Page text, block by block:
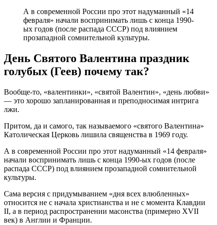
А в современной России про этот надуманный «14
февраля» начали воспринимать лишь с конца 1990-
ых годов (после распада СССР) под влиянием
прозападной сомнительной культуры.
День Святого Валентина праздник
голубых (Геев) почему так?
Вообще-то, «валентинки», «святой Валентин», «день любви»
— это хорошо запланированная и преподносимая интрига
лжи.
Притом, да и самого, так называемого «святого Валентина»
Католическая Церковь лишила священства в 1969 году.
А в современной России про этот надуманный «14 февраля»
начали воспринимать лишь с конца 1990-ых годов (после
распада СССР) под влиянием прозападной сомнительной
культуры.
Сама версия с придумыванием «дня всех влюбленных»
относится не с начала христианства и не с момента Клавдии
II, а в период распространении масонства (примерно XVII
век) в Англии и Франции.